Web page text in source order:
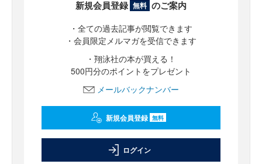
新規会員登録 無料 のご案内
・全ての過去記事が閲覧できます
・会員限定メルマガを受信できます
・翔泳社の本が買える！
500円分のポイントをプレゼント
メールバックナンバー
新規会員登録 無料
ログイン